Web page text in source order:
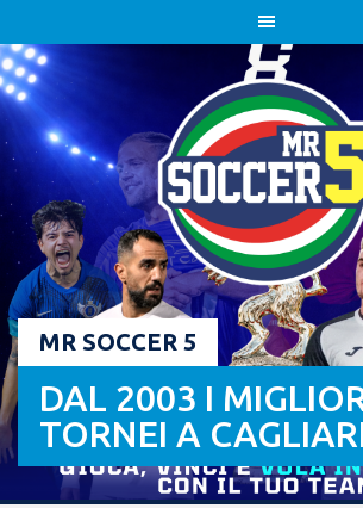
to
content
MR SOCCER 5
DAL 2003 I
TORNEI A